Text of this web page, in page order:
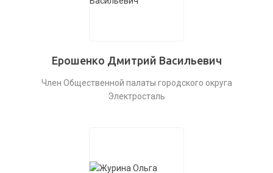
Ерошенко Дмитрий Васильевич
Член Общественной палаты городского округа
Электросталь